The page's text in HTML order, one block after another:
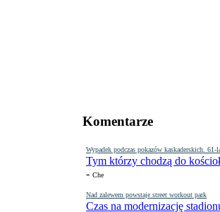
Komentarze
Wypadek podczas pokazów kaskaderskich. 61-
Tym którzy chodzą do
- Che
Nad zalewem powstaje street workout park
Czas na modernizację